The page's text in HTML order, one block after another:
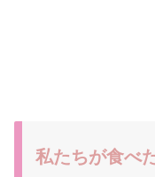
私たちが食べ